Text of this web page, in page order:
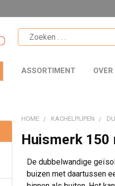
ASSORTIMENT
HOME KACHELPIJPEN
Huismerk 150
De dubbelwandige
buizen met daartussen